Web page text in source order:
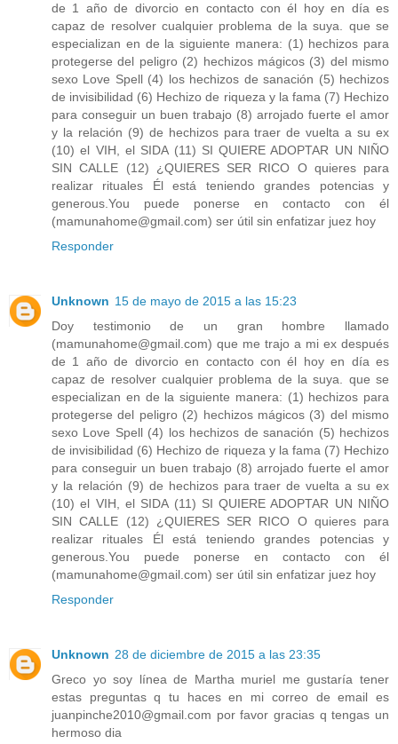
de 1 año de divorcio en contacto con él hoy en día es
capaz de resolver cualquier problema de la suya. que se
especializan en de la siguiente manera: (1) hechizos para
protegerse del peligro (2) hechizos mágicos (3) del mismo
sexo Love Spell (4) los hechizos de sanación (5) hechizos
de invisibilidad (6) Hechizo de riqueza y la fama (7) Hechizo
para conseguir un buen trabajo (8) arrojado fuerte el amor
y la relación (9) de hechizos para traer de vuelta a su ex
(10) el VIH, el SIDA (11) SI QUIERE ADOPTAR UN NIÑO
SIN CALLE (12) ¿QUIERES SER RICO O quieres para
realizar rituales Él está teniendo grandes potencias y
generous.You puede ponerse en contacto con él
(mamunahome@gmail.com) ser útil sin enfatizar juez hoy
Responder
Unknown 15 de mayo de 2015 a las 15:23
Doy testimonio de un gran hombre llamado
(mamunahome@gmail.com) que me trajo a mi ex después
de 1 año de divorcio en contacto con él hoy en día es
capaz de resolver cualquier problema de la suya. que se
especializan en de la siguiente manera: (1) hechizos para
protegerse del peligro (2) hechizos mágicos (3) del mismo
sexo Love Spell (4) los hechizos de sanación (5) hechizos
de invisibilidad (6) Hechizo de riqueza y la fama (7) Hechizo
para conseguir un buen trabajo (8) arrojado fuerte el amor
y la relación (9) de hechizos para traer de vuelta a su ex
(10) el VIH, el SIDA (11) SI QUIERE ADOPTAR UN NIÑO
SIN CALLE (12) ¿QUIERES SER RICO O quieres para
realizar rituales Él está teniendo grandes potencias y
generous.You puede ponerse en contacto con él
(mamunahome@gmail.com) ser útil sin enfatizar juez hoy
Responder
Unknown 28 de diciembre de 2015 a las 23:35
Greco yo soy línea de Martha muriel me gustaría tener
estas preguntas q tu haces en mi correo de email es
juanpinche2010@gmail.com por favor gracias q tengas un
hermoso dia